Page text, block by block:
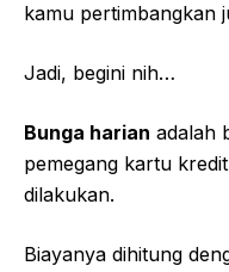
kamu pertimbangkan
Jadi, begini nih…
Bunga harian adalah
pemegang kartu
dilakukan.
Biayanya dihitung